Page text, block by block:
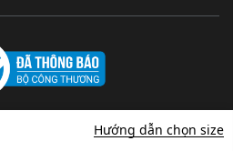
Hướng dẫn chọn size